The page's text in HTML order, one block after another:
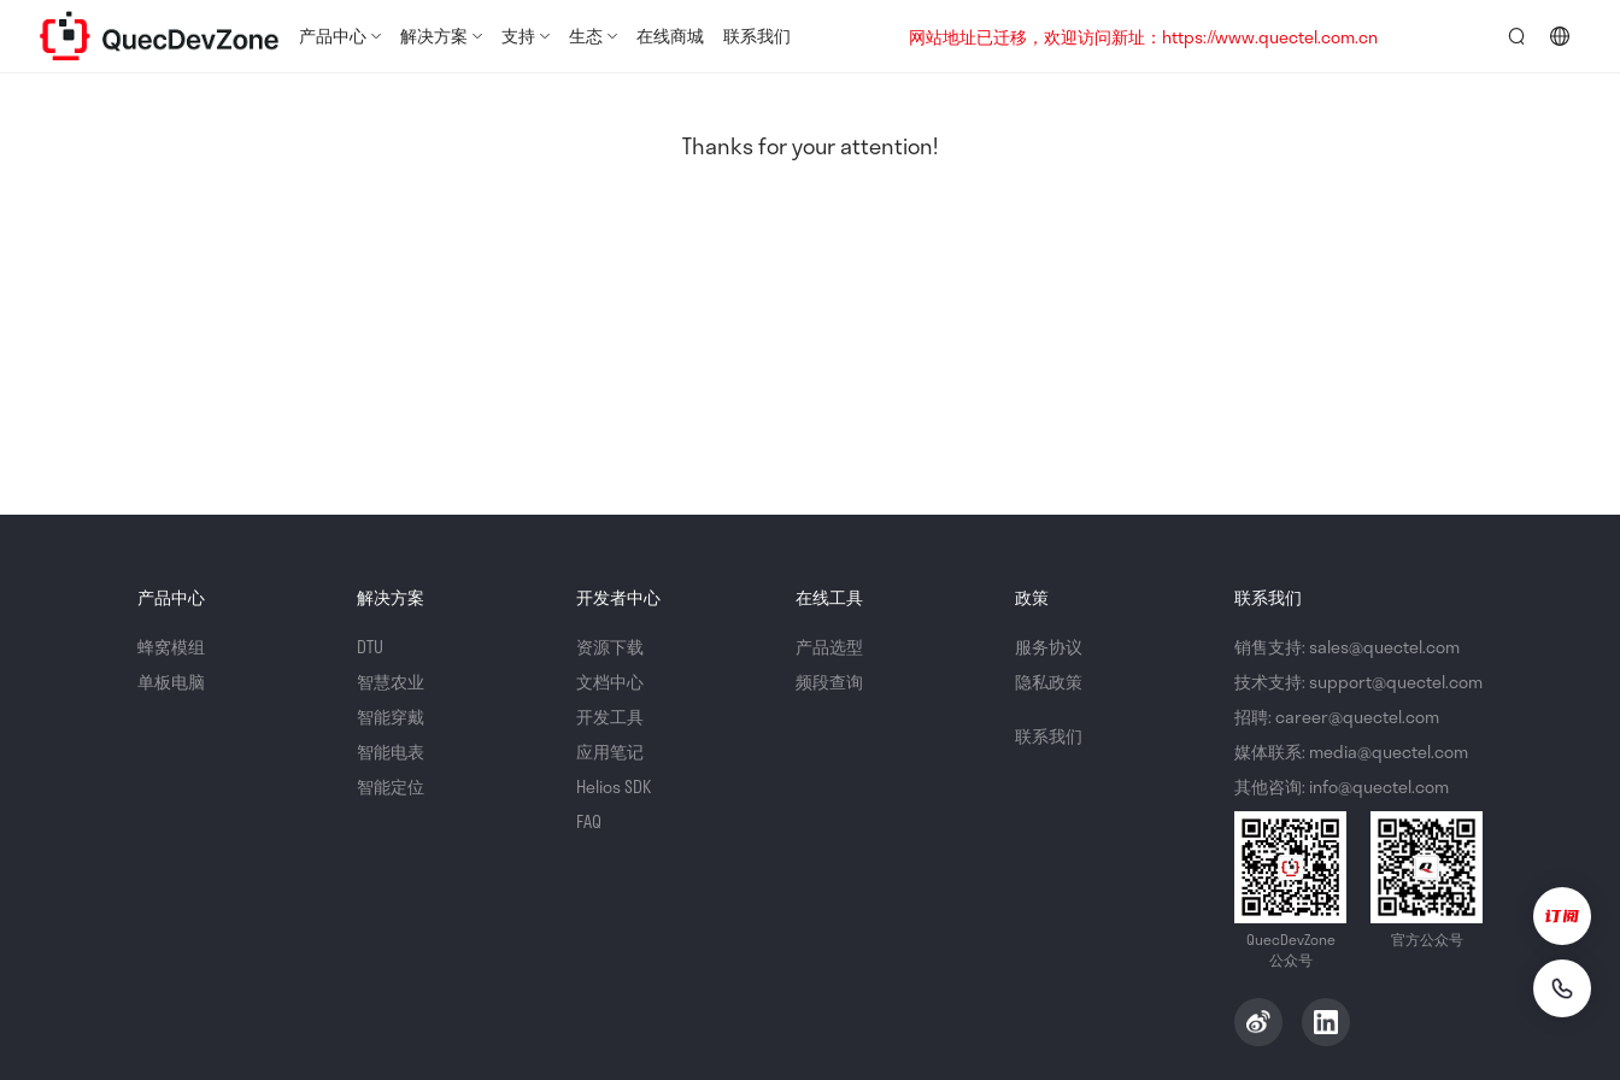
产品中心 解决方案 支持 生态 在线商城 联系我们
网站地址已迁移，欢迎访问新址：https://www.quectel.com.cn
Thanks for your attention!
产品中心
蜂窝模组
单板电脑
解决方案
DTU
智慧农业
智能穿戴
智能电表
智能定位
开发者中心
资源下载
文档中心
开发工具
应用笔记
Helios SDK
FAQ
在线工具
产品选型
频段查询
政策
服务协议
隐私政策
联系我们
联系我们
销售支持: sales@quectel.com
技术支持: support@quectel.com
招聘: career@quectel.com
媒体联系: media@quectel.com
其他咨询: info@quectel.com
QuecDevZone
公众号
官方公众号